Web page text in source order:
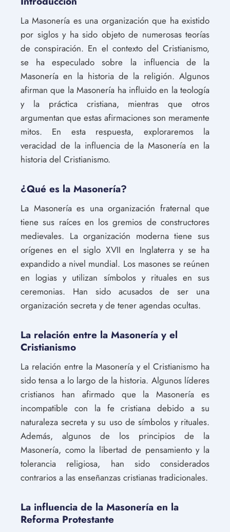
La Masonería es una organización que ha existido
por siglos y ha sido objeto de numerosas teorías
de conspiración. En el contexto del Cristianismo,
se ha especulado sobre la influencia de la
Masonería en la historia de la religión. Algunos
afirman que la Masonería ha influido en la teología
y la práctica cristiana, mientras que otros
argumentan que estas afirmaciones son meramente
mitos. En esta respuesta, exploraremos la
veracidad de la influencia de la Masonería en la
historia del Cristianismo.
¿Qué es la Masonería?
La Masonería es una organización fraternal que
tiene sus raíces en los gremios de constructores
medievales. La organización moderna tiene sus
orígenes en el siglo XVII en Inglaterra y se ha
expandido a nivel mundial. Los masones se reúnen
en logias y utilizan símbolos y rituales en sus
ceremonias. Han sido acusados de ser una
organización secreta y de tener agendas ocultas.
La relación entre la Masonería y el
Cristianismo
La relación entre la Masonería y el Cristianismo ha
sido tensa a lo largo de la historia. Algunos líderes
cristianos han afirmado que la Masonería es
incompatible con la fe cristiana debido a su
naturaleza secreta y su uso de símbolos y rituales.
Además, algunos de los principios de la
Masonería, como la libertad de pensamiento y la
tolerancia religiosa, han sido considerados
contrarios a las enseñanzas cristianas tradicionales.
La influencia de la Masonería en la
Reforma Protestante